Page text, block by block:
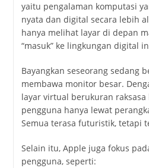
yaitu pengalaman komputasi
nyata dan digital secara lebih
hanya melihat layar di depan
“masuk” ke lingkungan digital
Bayangkan seseorang sedang
membawa monitor besar.
layar virtual berukuran
pengguna hanya lewat
Semua terasa futuristik, tetapi
Selain itu, Apple juga fokus
pengguna, seperti: